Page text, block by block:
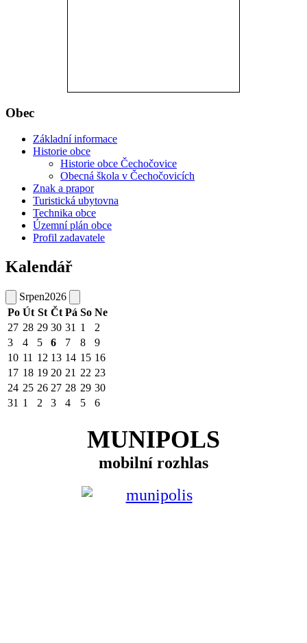
Obec
Základní informace
Historie obce
Historie obce Čechočovice
Obecná škola v Čechočovicích
Znak a prapor
Turistická ubytovna
Technika obce
Územní plán obce
Profil zadavatele
Kalendář
Srpen2026
Po Út St Čt Pá So Ne
27 28 29 30 31 1
2
3
4 5 6 7 8
9
10 11 12 13 14 15 16
17 18 19 20 21 22 23
24 25 26 27 28 29 30
31 1 2 3 4 5 6
MUNIPOLS
mobilní rozhlas